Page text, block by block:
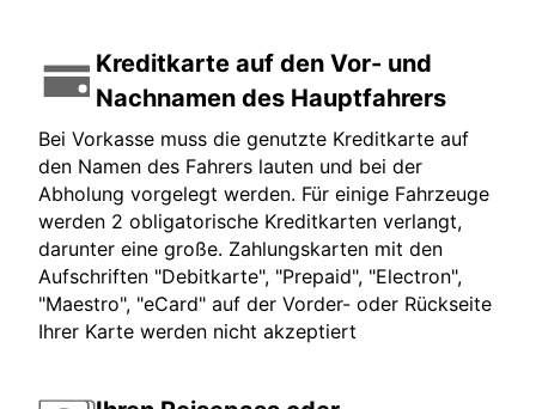
Kreditkarte auf den Vor- und
Nachnamen des Hauptfahrers
Bei Vorkasse muss die genutzte Kreditkarte auf
den Namen des Fahrers lauten und bei der
Abholung vorgelegt werden. Für einige Fahrzeuge
werden 2 obligatorische Kreditkarten verlangt,
darunter eine große. Zahlungskarten mit den
Aufschriften "Debitkarte", "Prepaid", "Electron",
"Maestro", "eCard" auf der Vorder- oder Rückseite
Ihrer Karte werden nicht akzeptiert